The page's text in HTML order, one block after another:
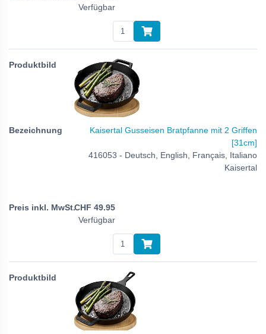
Verfügbar
Kaisertal Gusseisen Bratpfanne mit 2 Griffen
[31cm]
416053 - Deutsch, English, Français, Italiano
Kaisertal
CHF 49.95
Verfügbar